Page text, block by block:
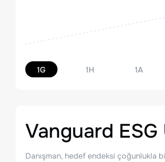
1G 1H 1A
Vanguard ESG
Danışman, hedef endeksi çoğunlukla